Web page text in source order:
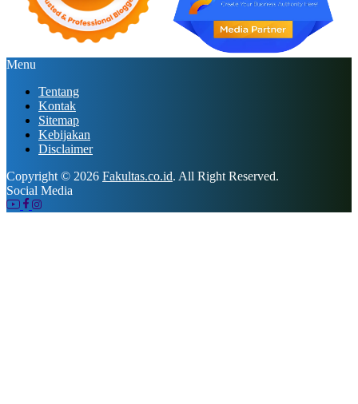
Menu
Tentang
Kontak
Sitemap
Kebijakan
Disclaimer
Copyright © 2026 Fakultas.co.id. All Right Reserved.
Social Media